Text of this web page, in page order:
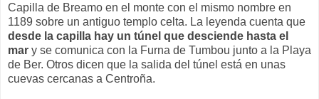
Capilla de Breamo en el monte con el mismo nombre en
1189 sobre un antiguo templo celta. La leyenda cuenta que
desde la capilla hay un túnel que desciende hasta el
mar y se comunica con la Furna de Tumbou junto a la Playa
de Ber. Otros dicen que la salida del túnel está en unas
cuevas cercanas a Centroña.